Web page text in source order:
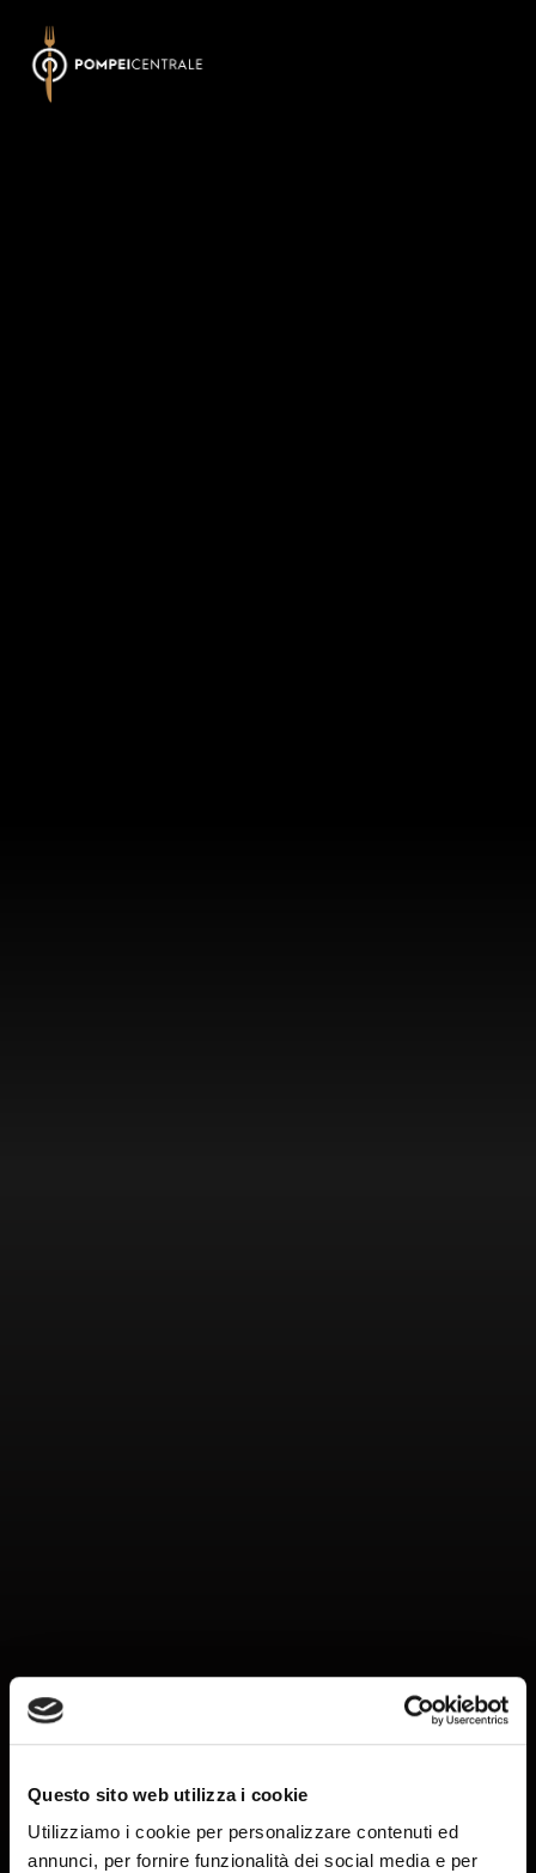
Questo sito web utilizza i cookie
Utilizziamo i cookie per personalizzare contenuti ed
annunci, per fornire funzionalità dei social media e per